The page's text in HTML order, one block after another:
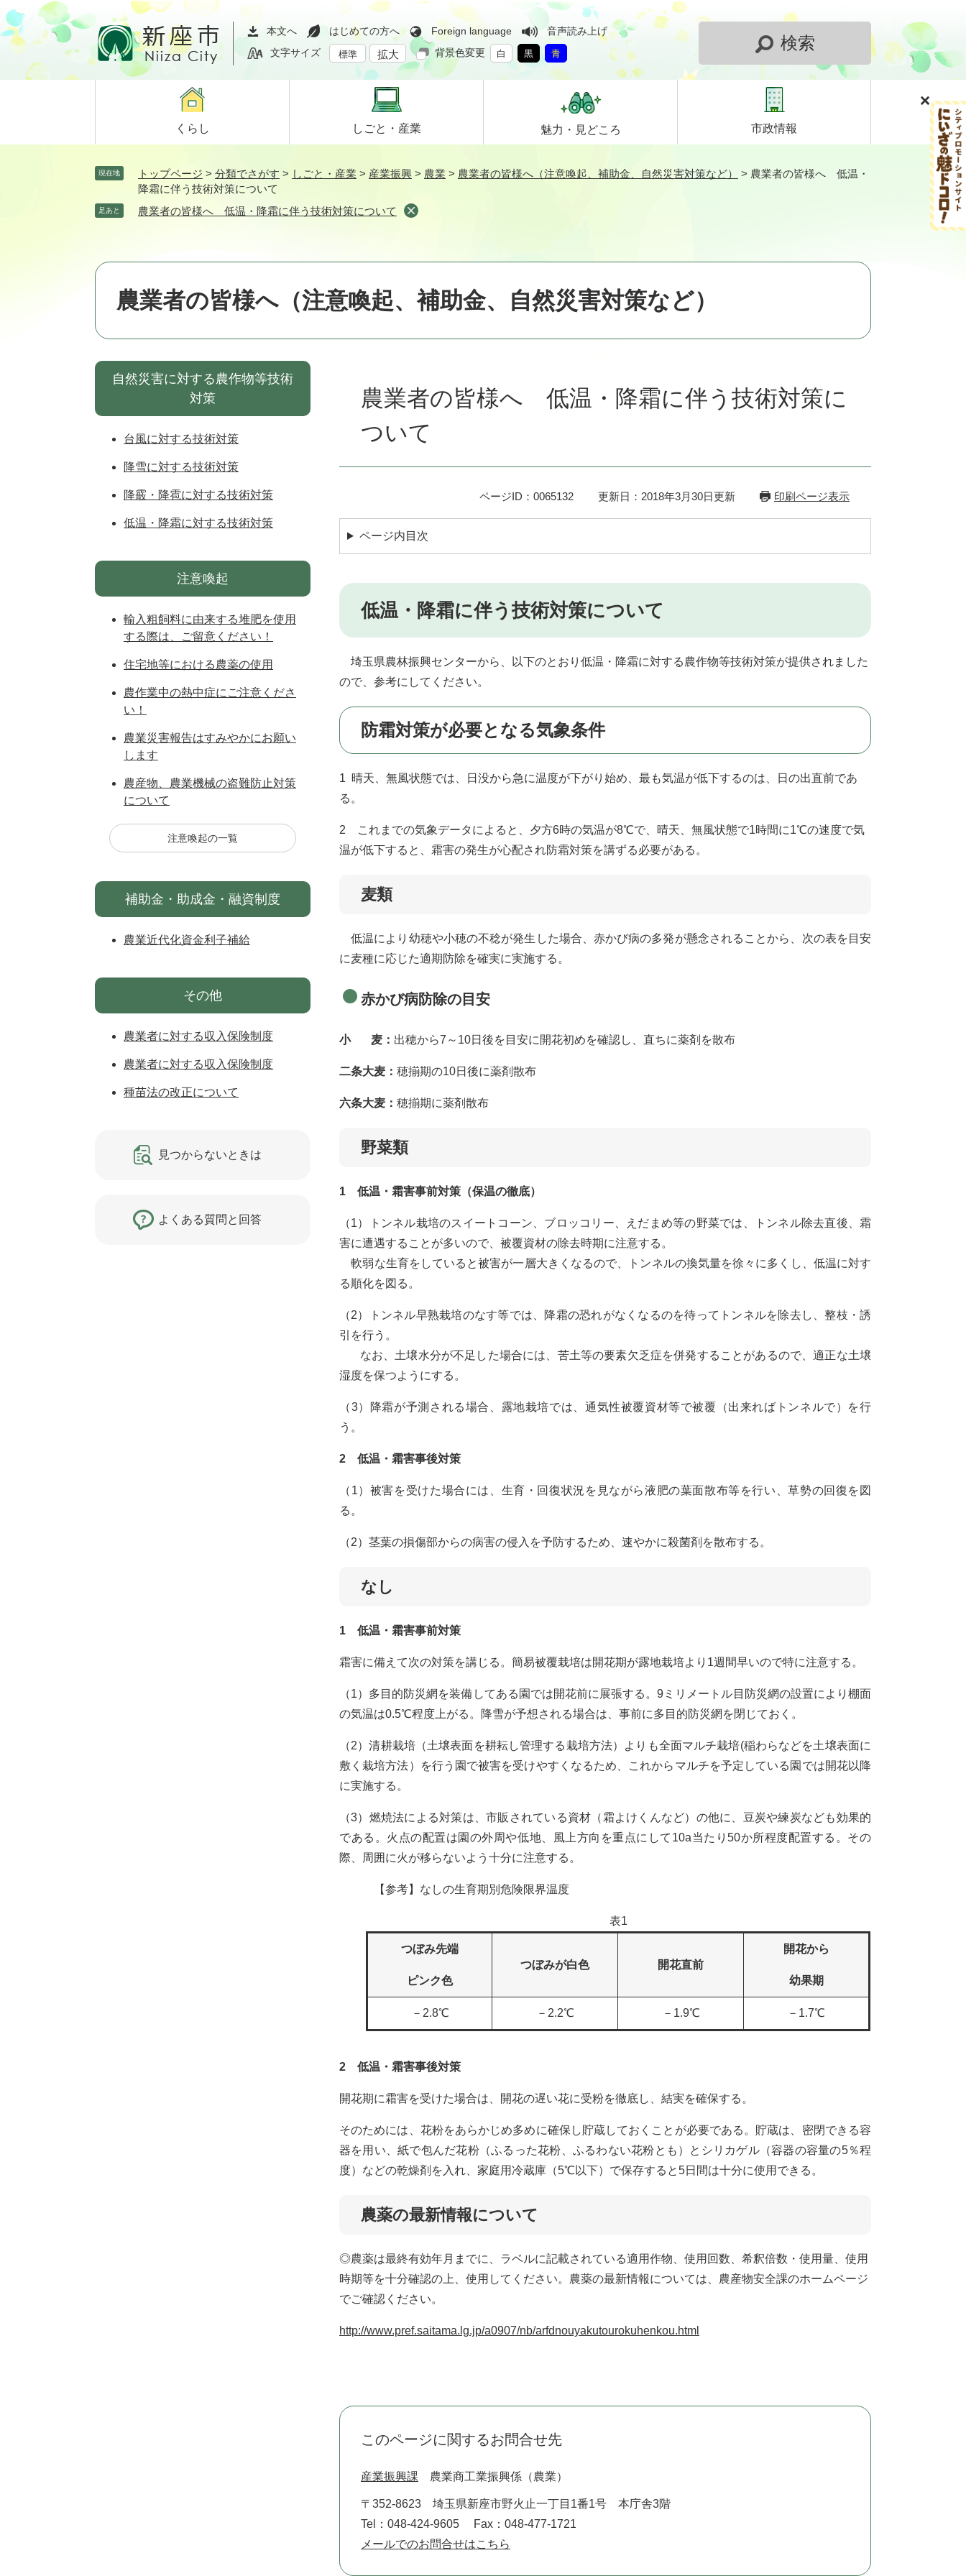
ペ
ー
ジ
メ
ニ
ュ
て
本文へ はじめての方へ Foreign language
音声読み上げ
文字サイズ
標準 拡大 背景色変更 白 黒 青
検索
くらし しごと・ 産業 魅力・ 見どころ 市政情報
現在地 トップページ > 分類でさがす > しごと・産業 > 産業振興 > 農業 > 農業者の皆様へ（注意喚起、補助金、自然災害対策など） > 農業者の皆様へ 低温・
降霜に伴う技術対策について
足あと 農業者の皆様へ 低温・降霜に伴う技術対策について
農業者の皆様へ（注意喚起、補助金、自然災害対策など）
農業者の皆様へ 低温・降霜に伴う技術対策に
ついて
ページID：0065132 更新日：2018年3月30日更新 印刷ページ表示
ページ内目次
低温・降霜に伴う技術対策について
埼玉県農林振興センターから、以下のとおり低温・降霜に対する農作物等技術対策が提供されました
ので、参考にしてください。
防霜対策が必要となる気象条件
1 晴天、無風状態では、日没から急に温度が下がり始め、最も気温が低下するのは、日の出直前であ
る。
2 これまでの気象データによると、夕方6時の気温が8℃で、晴天、無風状態で1時間に1℃の速度で気
温が低下すると、霜害の発生が心配され防霜対策を講ずる必要がある。
麦類
低温により幼穂や小穂の不稔が発生した場合、赤かび病の多発が懸念されることから、次の表を目安
に麦種に応じた適期防除を確実に実施する。
赤かび病防除の目安
小 麦： 出穂から7～10日後を目安に開花初めを確認し、直ちに薬剤を散布
二条大麦： 穂揃期の10日後に薬剤散布
六条大麦： 穂揃期に薬剤散布
野菜類
1 低温・霜害事前対策（保温の徹底）
（1）トンネル栽培のスイートコーン、ブロッコリー、えだまめ等の野菜では、トンネル除去直後、霜
害に遭遇することが多いので、被覆資材の除去時期に注意する。
軟弱な生育をしていると被害が一層大きくなるので、トンネルの換気量を徐々に多くし、低温に対す
る順化を図る。
（2）トンネル早熟栽培のなす等では、降霜の恐れがなくなるのを待ってトンネルを除去し、整枝・誘
引を行う。
なお、土壌水分が不足した場合には、苦土等の要素欠乏症を併発することがあるので、適正な土壌
湿度を保つようにする。
（3）降霜が予測される場合、露地栽培では、通気性被覆資材等で被覆（出来ればトンネルで）を行
う。
2 低温・霜害事後対策
（1）被害を受けた場合には、生育・回復状況を見ながら液肥の葉面散布等を行い、草勢の回復を図
る。
（2）茎葉の損傷部からの病害の侵入を予防するため、速やかに殺菌剤を散布する。
なし
1 低温・霜害事前対策
霜害に備えて次の対策を講じる。簡易被覆栽培は開花期が露地栽培より1週間早いので特に注意する。
（1）多目的防災網を装備してある園では開花前に展張する。9ミリメートル目防災網の設置により棚面
の気温は0.5℃程度上がる。降雪が予想される場合は、事前に多目的防災網を閉じておく。
（2）清耕栽培（土壌表面を耕耘し管理する栽培方法）よりも全面マルチ栽培(稲わらなどを土壌表面に
敷く栽培方法）を行う園で被害を受けやすくなるため、これからマルチを予定している園では開花以降
に実施する。
（3）燃焼法による対策は、市販されている資材（霜よけくんなど）の他に、豆炭や練炭なども効果的
である。火点の配置は園の外周や低地、風上方向を重点にして10a当たり50か所程度配置する。その
際、周囲に火が移らないよう十分に注意する。
【参考】なしの生育期別危険限界温度
表1
つぼみ先端
ピンク色
つぼみが白色 開花直前
開花から
幼果期
－2.8℃ －2.2℃ －1.9℃ －1.7℃
2 低温・霜害事後対策
開花期に霜害を受けた場合は、開花の遅い花に受粉を徹底し、結実を確保する。
そのためには、花粉をあらかじめ多めに確保し貯蔵しておくことが必要である。貯蔵は、密閉できる容
器を用い、紙で包んだ花粉（ふるった花粉、ふるわない花粉とも）とシリカゲル（容器の容量の5％程
度）などの乾燥剤を入れ、家庭用冷蔵庫（5℃以下）で保存すると5日間は十分に使用できる。
農薬の最新情報について
◎農薬は最終有効年月までに、ラベルに記載されている適用作物、使用回数、希釈倍数・使用量、使用
時期等を十分確認の上、使用してください。農薬の最新情報については、農産物安全課のホームページ
でご確認ください。
http://www.pref.saitama.lg.jp/a0907/nb/arfdnouyakutourokuhenkou.html
このページに関するお問合せ先
産業振興課 農業商工業振興係（農業）
〒352-8623
埼玉県新座市野火止一丁目1番1号 本庁舎3階
Tel：048-424-9605
Fax：048-477-1721
メールでのお問合せはこちら
自然災害に対する農作物等技術
対策
台風に対する技術対策
降雪に対する技術対策
降霰・降雹に対する技術対策
低温・降霜に対する技術対策
注意喚起
輸入粗飼料に由来する堆肥を使用
する際は、ご留意ください！
住宅地等における農薬の使用
農作業中の熱中症にご注意くださ
い！
農業災害報告はすみやかにお願い
します
農産物、農業機械の盗難防止対策
について
注意喚起の一覧
補助金・助成金・融資制度
農業近代化資金利子補給
その他
農業者に対する収入保険制度
農業者に対する収入保険制度
種苗法の改正について
見つからないときは
よくある質問と回答